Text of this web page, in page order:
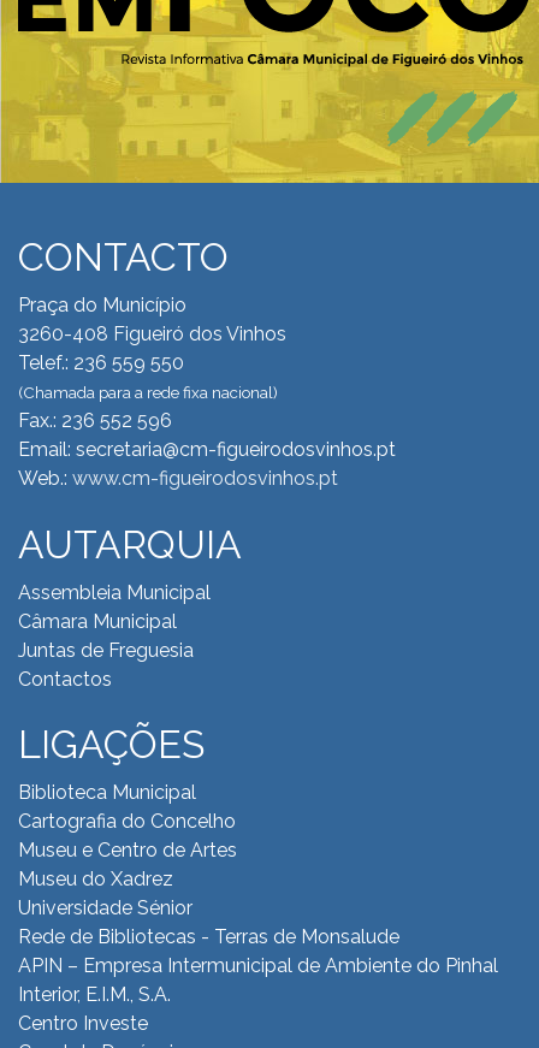
CONTACTO
Praça do Município
3260-408 Figueiró dos Vinhos
Telef.: 236 559 550
(Chamada para a rede fixa nacional)
Fax.: 236 552 596
Email: secretaria@cm-figueirodosvinhos.pt
Web.: www.cm-figueirodosvinhos.pt
AUTARQUIA
Assembleia Municipal
Câmara Municipal
Juntas de Freguesia
Contactos
LIGAÇÕES
Biblioteca Municipal
Cartografia do Concelho
Museu e Centro de Artes
Museu do Xadrez
Universidade Sénior
Rede de Bibliotecas - Terras de Monsalude
APIN – Empresa Intermunicipal de Ambiente do Pinhal
Interior, E.I.M., S.A.
Centro Investe